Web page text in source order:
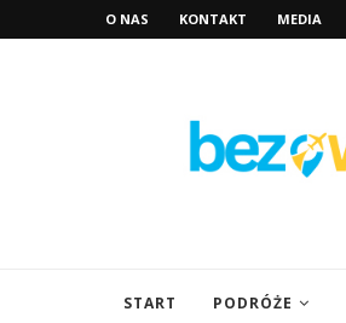
O NAS KONTAKT MEDIA
START PODRÓŻE